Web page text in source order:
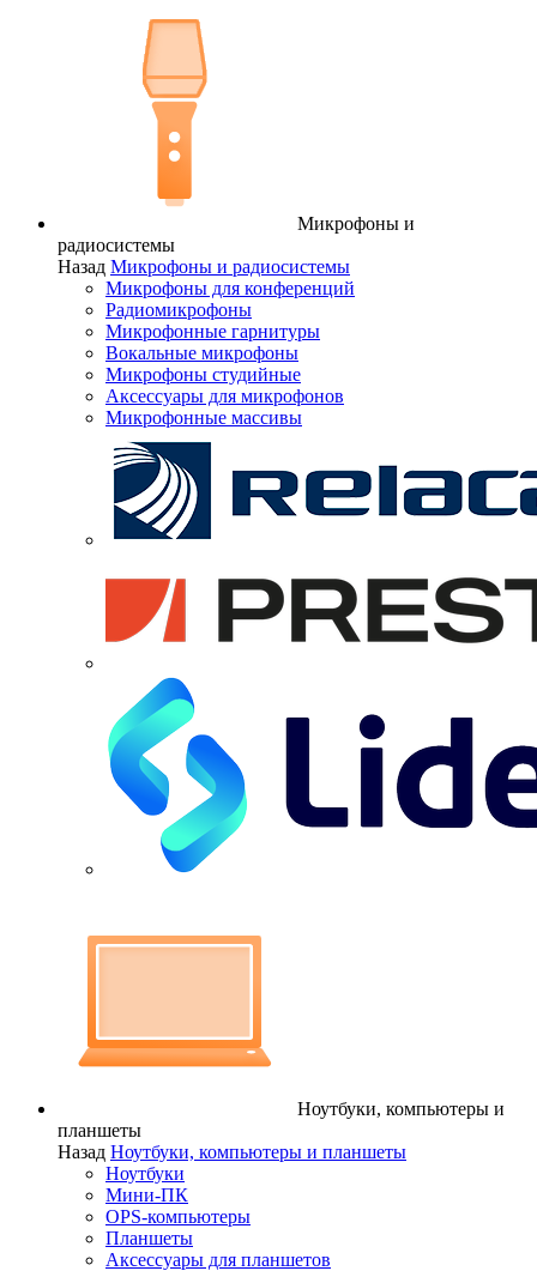
Микрофоны и
радиосистемы
Назад Микрофоны и радиосистемы
Микрофоны для конференций
Радиомикрофоны
Микрофонные гарнитуры
Вокальные микрофоны
Микрофоны студийные
Аксессуары для микрофонов
Микрофонные массивы
Ноутбуки, компьютеры и
планшеты
Назад Ноутбуки, компьютеры и планшеты
Ноутбуки
Мини-ПК
OPS-компьютеры
Планшеты
Аксессуары для планшетов